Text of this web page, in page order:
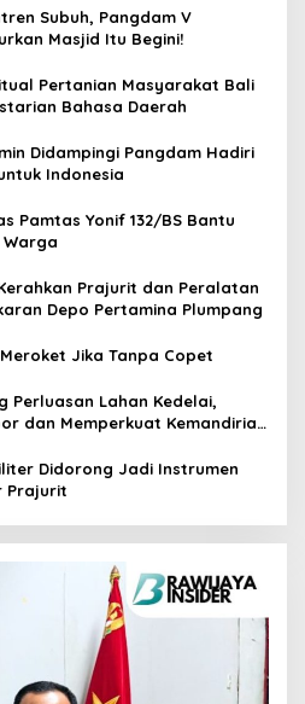
Subuh, Pangdam V
Masjid Itu Begini!
Pertanian Masyarakat Bali
Bahasa Daerah
Didampingi Pangdam Hadiri
Indonesia
Pamtas Yonif 132/BS Bantu
Warga
Prajurit dan Peralatan
Depo Pertamina Plumpang
Jika Tanpa Copet
Perluasan Lahan Kedelai,
dan Memperkuat Kemandirian
Didorong Jadi Instrumen
Prajurit